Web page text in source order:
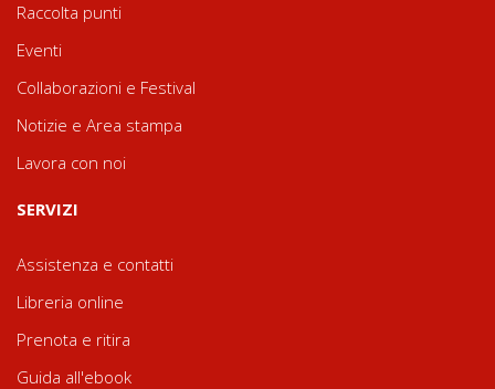
Raccolta punti
Eventi
Collaborazioni e Festival
Notizie e Area stampa
Lavora con noi
SERVIZI
Assistenza e contatti
Libreria online
Prenota e ritira
Guida all'ebook